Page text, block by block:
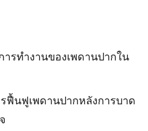
รทำงานของเพดานปากใน
ฟื้นฟูเพดานปากหลังการบาด